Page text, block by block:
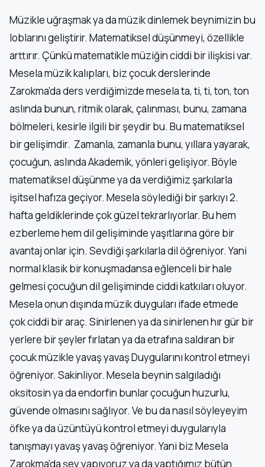
Müzikle uğraşmak ya da müzik dinlemek beynimizin bu
loblarını geliştirir. Matematiksel düşünmeyi, özellikle
arttırır. Çünkü matematikle müziğin ciddi bir ilişkisi var.
Mesela müzik kalıpları, biz çocuk derslerinde
Zarokma’da ders verdiğimizde mesela ta, ti, ti, ton, ton
aslında bunun, ritmik olarak, çalınması, bunu, zamana
bölmeleri, kesirle ilgili bir şeydir bu. Bu matematiksel
bir gelişimdir. Zamanla, zamanla bunu, yıllara yayarak,
çocuğun, aslında Akademik, yönleri gelişiyor. Böyle
matematiksel düşünme ya da verdiğimiz şarkılarla
işitsel hafıza geçiyor. Mesela söylediği bir şarkıyı 2.
hafta geldiklerinde çok güzel tekrarlıyorlar. Bu hem
ezberleme hem dil gelişiminde yaşıtlarına göre bir
avantaj onlar için. Sevdiği şarkılarla dil öğreniyor. Yani
normal klasik bir konuşmadansa eğlenceli bir hale
gelmesi çocuğun dil gelişiminde ciddi katkıları oluyor.
Mesela onun dışında müzik duyguları ifade etmede
çok ciddi bir araç. Sinirlenen ya da sinirlenen hır gür bir
yerlere bir şeyler fırlatan ya da etrafına saldıran bir
çocuk müzikle yavaş yavaş Duygularını kontrol etmeyi
öğreniyor. Sakinliyor. Mesela beynin salgıladığı
oksitosin ya da endorfin bunlar çocuğun huzurlu,
güvende olmasını sağlıyor. Ve bu da nasıl söyleyeyim
öfke ya da üzüntüyü kontrol etmeyi duygularıyla
tanışmayı yavaş yavaş öğreniyor. Yani biz Mesela
Zarokma’da şey yapıyoruz ya da yaptığımız bütün